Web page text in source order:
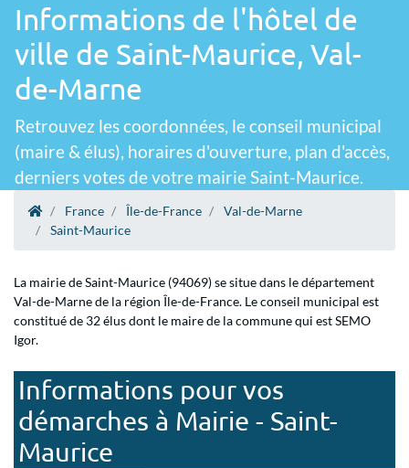
Informations de l'hôtel de
ville de Saint-Maurice, Val-
de-Marne
Retrouvez les coordonnées, le conseil municipal
(maire & élus), horaires d'ouverture, plan d'accès,
derniers votes de votre mairie Saint-Maurice.
France Île-de-France
Val-de-Marne
Saint-Maurice
La mairie de Saint-Maurice (94069) se situe dans le département
Val-de-Marne de la région Île-de-France. Le conseil municipal est
constitué de 32 élus dont le maire de la commune qui est SEMO
Igor.
Informations pour vos
démarches à Mairie - Saint-
Maurice